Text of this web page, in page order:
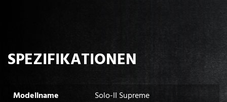
SPEZIFIKATIONEN
Modellname
Solo-II Supreme